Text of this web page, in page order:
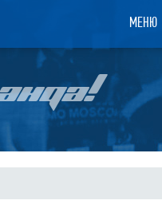
МЕНЮ